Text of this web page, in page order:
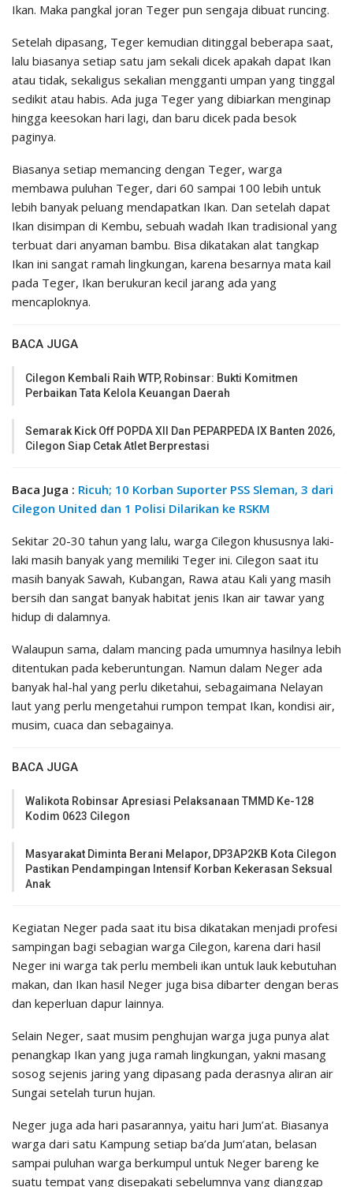
Ikan. Maka pangkal joran Teger pun sengaja dibuat runcing.
Setelah dipasang, Teger kemudian ditinggal beberapa saat,
lalu biasanya setiap satu jam sekali dicek apakah dapat Ikan
atau tidak, sekaligus sekalian mengganti umpan yang tinggal
sedikit atau habis. Ada juga Teger yang dibiarkan menginap
hingga keesokan hari lagi, dan baru dicek pada besok
paginya.
Biasanya setiap memancing dengan Teger, warga
membawa puluhan Teger, dari 60 sampai 100 lebih untuk
lebih banyak peluang mendapatkan Ikan. Dan setelah dapat
Ikan disimpan di Kembu, sebuah wadah Ikan tradisional yang
terbuat dari anyaman bambu. Bisa dikatakan alat tangkap
Ikan ini sangat ramah lingkungan, karena besarnya mata kail
pada Teger, Ikan berukuran kecil jarang ada yang
mencaploknya.
BACA JUGA
Cilegon Kembali Raih WTP, Robinsar: Bukti Komitmen
Perbaikan Tata Kelola Keuangan Daerah
Semarak Kick Off POPDA XII Dan PEPARPEDA IX Banten 2026,
Cilegon Siap Cetak Atlet Berprestasi
Baca Juga : Ricuh; 10 Korban Suporter PSS Sleman, 3 dari
Cilegon United dan 1 Polisi Dilarikan ke RSKM
Sekitar 20-30 tahun yang lalu, warga Cilegon khususnya laki-
laki masih banyak yang memiliki Teger ini. Cilegon saat itu
masih banyak Sawah, Kubangan, Rawa atau Kali yang masih
bersih dan sangat banyak habitat jenis Ikan air tawar yang
hidup di dalamnya.
Walaupun sama, dalam mancing pada umumnya hasilnya lebih
ditentukan pada keberuntungan. Namun dalam Neger ada
banyak hal-hal yang perlu diketahui, sebagaimana Nelayan
laut yang perlu mengetahui rumpon tempat Ikan, kondisi air,
musim, cuaca dan sebagainya.
BACA JUGA
Walikota Robinsar Apresiasi Pelaksanaan TMMD Ke-128
Kodim 0623 Cilegon
Masyarakat Diminta Berani Melapor, DP3AP2KB Kota Cilegon
Pastikan Pendampingan Intensif Korban Kekerasan Seksual
Anak
Kegiatan Neger pada saat itu bisa dikatakan menjadi profesi
sampingan bagi sebagian warga Cilegon, karena dari hasil
Neger ini warga tak perlu membeli ikan untuk lauk kebutuhan
makan, dan Ikan hasil Neger juga bisa dibarter dengan beras
dan keperluan dapur lainnya.
Selain Neger, saat musim penghujan warga juga punya alat
penangkap Ikan yang juga ramah lingkungan, yakni masang
sosog sejenis jaring yang dipasang pada derasnya aliran air
Sungai setelah turun hujan.
Neger juga ada hari pasarannya, yaitu hari Jum’at. Biasanya
warga dari satu Kampung setiap ba’da Jum’atan, belasan
sampai puluhan warga berkumpul untuk Neger bareng ke
suatu tempat yang disepakati sebelumnya yang dianggap